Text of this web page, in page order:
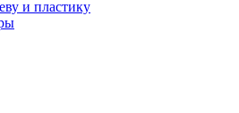
и пластику